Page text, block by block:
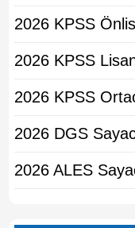
2026 KPSS
2026 KPSS
2026 KPSS
2026 DGS
2026 ALES